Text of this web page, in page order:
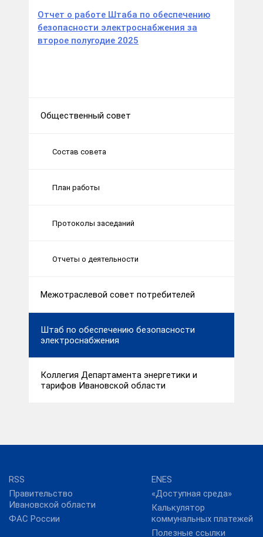
Отчет о работе Штаба по обеспечению
безопасности электроснабжения за
второе полугодие 2025
Общественный совет
Состав совета
План работы
Протоколы заседаний
Отчеты о деятельности
Межотраслевой совет потребителей
Штаб по обеспечению безопасности
электроснабжения
Коллегия Департамента энергетики и
тарифов Ивановской области
RSS
Правительство
Ивановской области
ФАС России
ENES
«Доступная среда»
Калькулятор
коммунальных платежей
Полезные ссылки